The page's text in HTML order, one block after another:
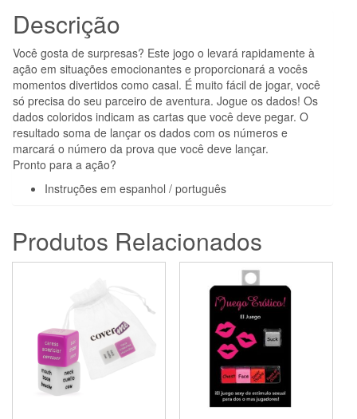
Descrição
Você gosta de surpresas? Este jogo o levará rapidamente à
ação em situações emocionantes e proporcionará a vocês
momentos divertidos como casal. É muito fácil de jogar, você
só precisa do seu parceiro de aventura. Jogue os dados! Os
dados coloridos indicam as cartas que você deve pegar. O
resultado soma de lançar os dados com os números e
marcará o número da prova que você deve lançar.
Pronto para a ação?
Instruções em espanhol / português
Produtos Relacionados